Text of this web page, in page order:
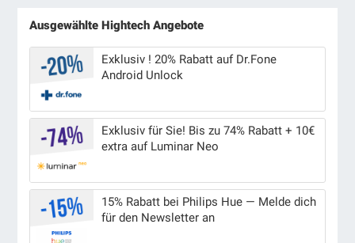
Ausgewählte Hightech Angebote
Exklusiv ! 20% Rabatt auf Dr.Fone
Android Unlock
Exklusiv für Sie! Bis zu 74% Rabatt + 10€
extra auf Luminar Neo
15% Rabatt bei Philips Hue — Melde dich
für den Newsletter an